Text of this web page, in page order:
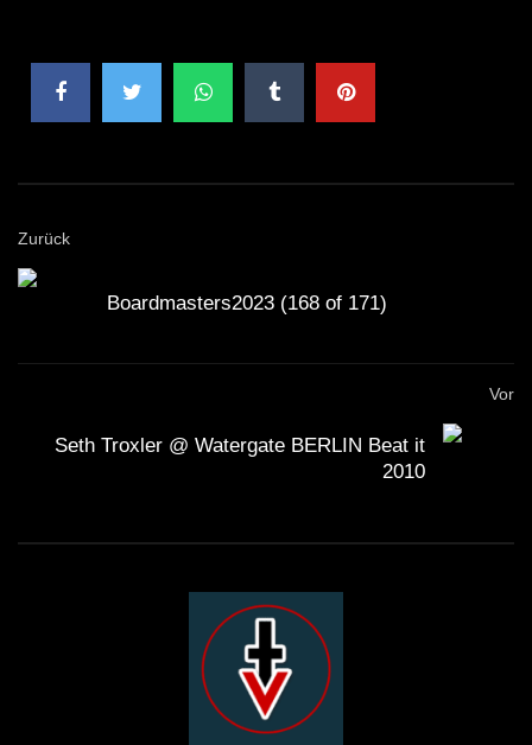
Zurück
Boardmasters2023 (168 of 171)
Vor
Seth Troxler @ Watergate BERLIN Beat it
2010